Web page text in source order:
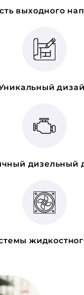
выходного
дизельный